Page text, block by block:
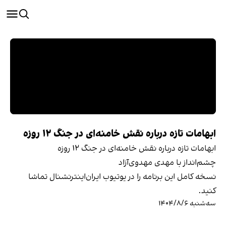
ابهامات تازه درباره نقش خامنه‌ای در جنگ ۱۲ روزه
ابهامات تازه درباره نقش خامنه‌ای در جنگ ۱۲ روزه
چشم‌انداز با مهدی مهدوی‌آزاد
نسخه کامل این برنامه را در یوتیوب ایران‌اینترنشنال تماشا
کنید.
سه‌شنبه ۱۴۰۴/۸/۶